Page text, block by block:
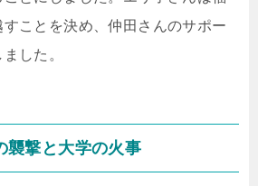
ことを決め、仲田さんのサポー
した。
襲撃と大学の火事